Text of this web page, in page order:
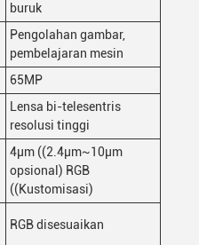
buruk
Pengolahan gambar,
pembelajaran mesin
65MP
Lensa bi-telesentris
resolusi tinggi
4μm ((2.4μm~10μm
opsional) RGB
((Kustomisasi)
RGB disesuaikan